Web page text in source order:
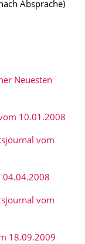
Absprache)
Neuesten
10.01.2008
vom
04.04.2008
vom
18.09.2009